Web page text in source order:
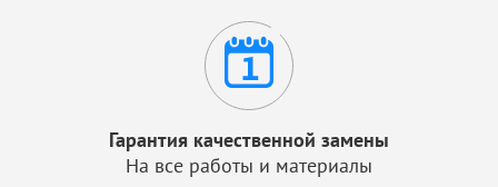
Гарантия качественной замены
На все работы и материалы